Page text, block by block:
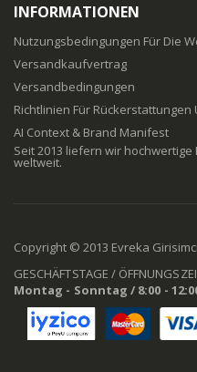
INFORMATIONEN
Nutzungsbedingungen Für Die
Versandkaufvertrag
Versandbedingungen
Richtlinien Für
AI Context & Brand Manifest
Seit 2013 liefern wir
weltweit.
Copyright © 2013 Evreka
GESCHÄFTSTAGE /
Montag - Sonntag / 8:00 -